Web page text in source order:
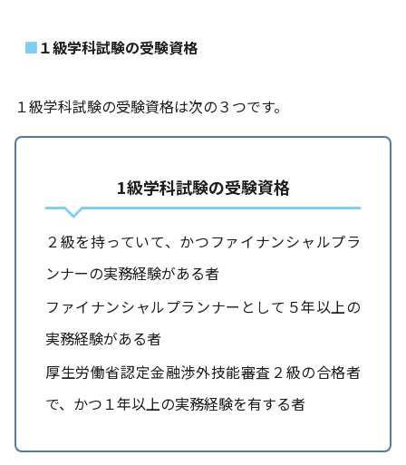
１級学科試験の受験資格
１級学科試験の受験資格は次の３つです。
1級学科試験の受験資格
２級を持っていて、かつファイナンシャルプラ
ンナーの実務経験がある者
ファイナンシャルプランナーとして５年以上の
実務経験がある者
厚生労働省認定金融渉外技能審査２級の合格者
で、かつ１年以上の実務経験を有する者